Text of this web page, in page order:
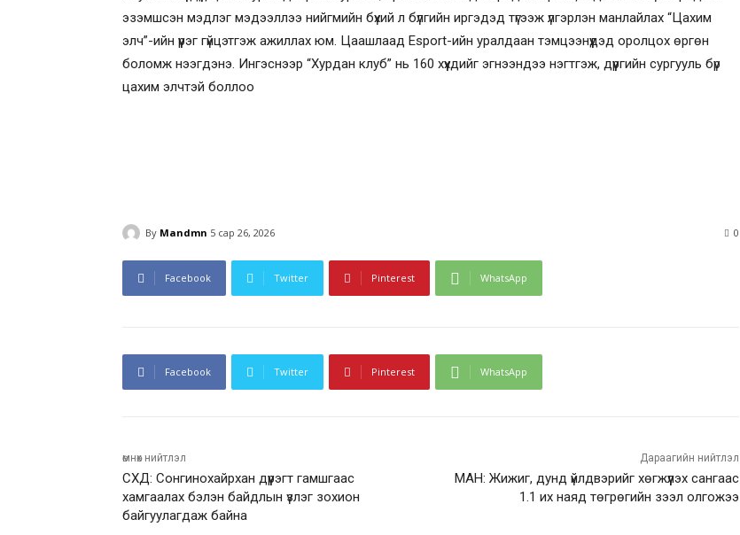
эзэмшсэн мэдлэг мэдээллээ нийгмийн бүхий л бүлгийн иргэдэд түгээж үлгэрлэн манлайлах “Цахим
элч”-ийн үүрэг гүйцэтгэж ажиллах юм. Цаашлаад Esport-ийн уралдаан тэмцээнүүдэд оролцох өргөн
боломж нээгдэнэ. Ингэснээр “Хурдан клуб” нь 160 хүүхдийг эгнээндээ нэгтгэж, дүүргийн сургууль бүр
цахим элчтэй боллоо
By Mandmn 5 сар 26, 2026 0
Facebook Twitter Pinterest WhatsApp
Facebook Twitter Pinterest WhatsApp
өмнөх нийтлэл
СХД: Сонгинохайрхан дүүрэгт гамшгаас
хамгаалах бэлэн байдлын үзлэг зохион
байгуулагдаж байна
Дараагийн нийтлэл
МАН: Жижиг, дунд үйлдвэрийг хөгжүүлэх сангаас
1.1 их наяд төгрөгийн зээл олгожээ